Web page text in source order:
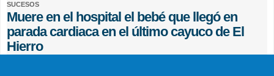
SUCESOS
Muere en el hospital el bebé que llegó en
parada cardiaca en el último cayuco de El
Hierro